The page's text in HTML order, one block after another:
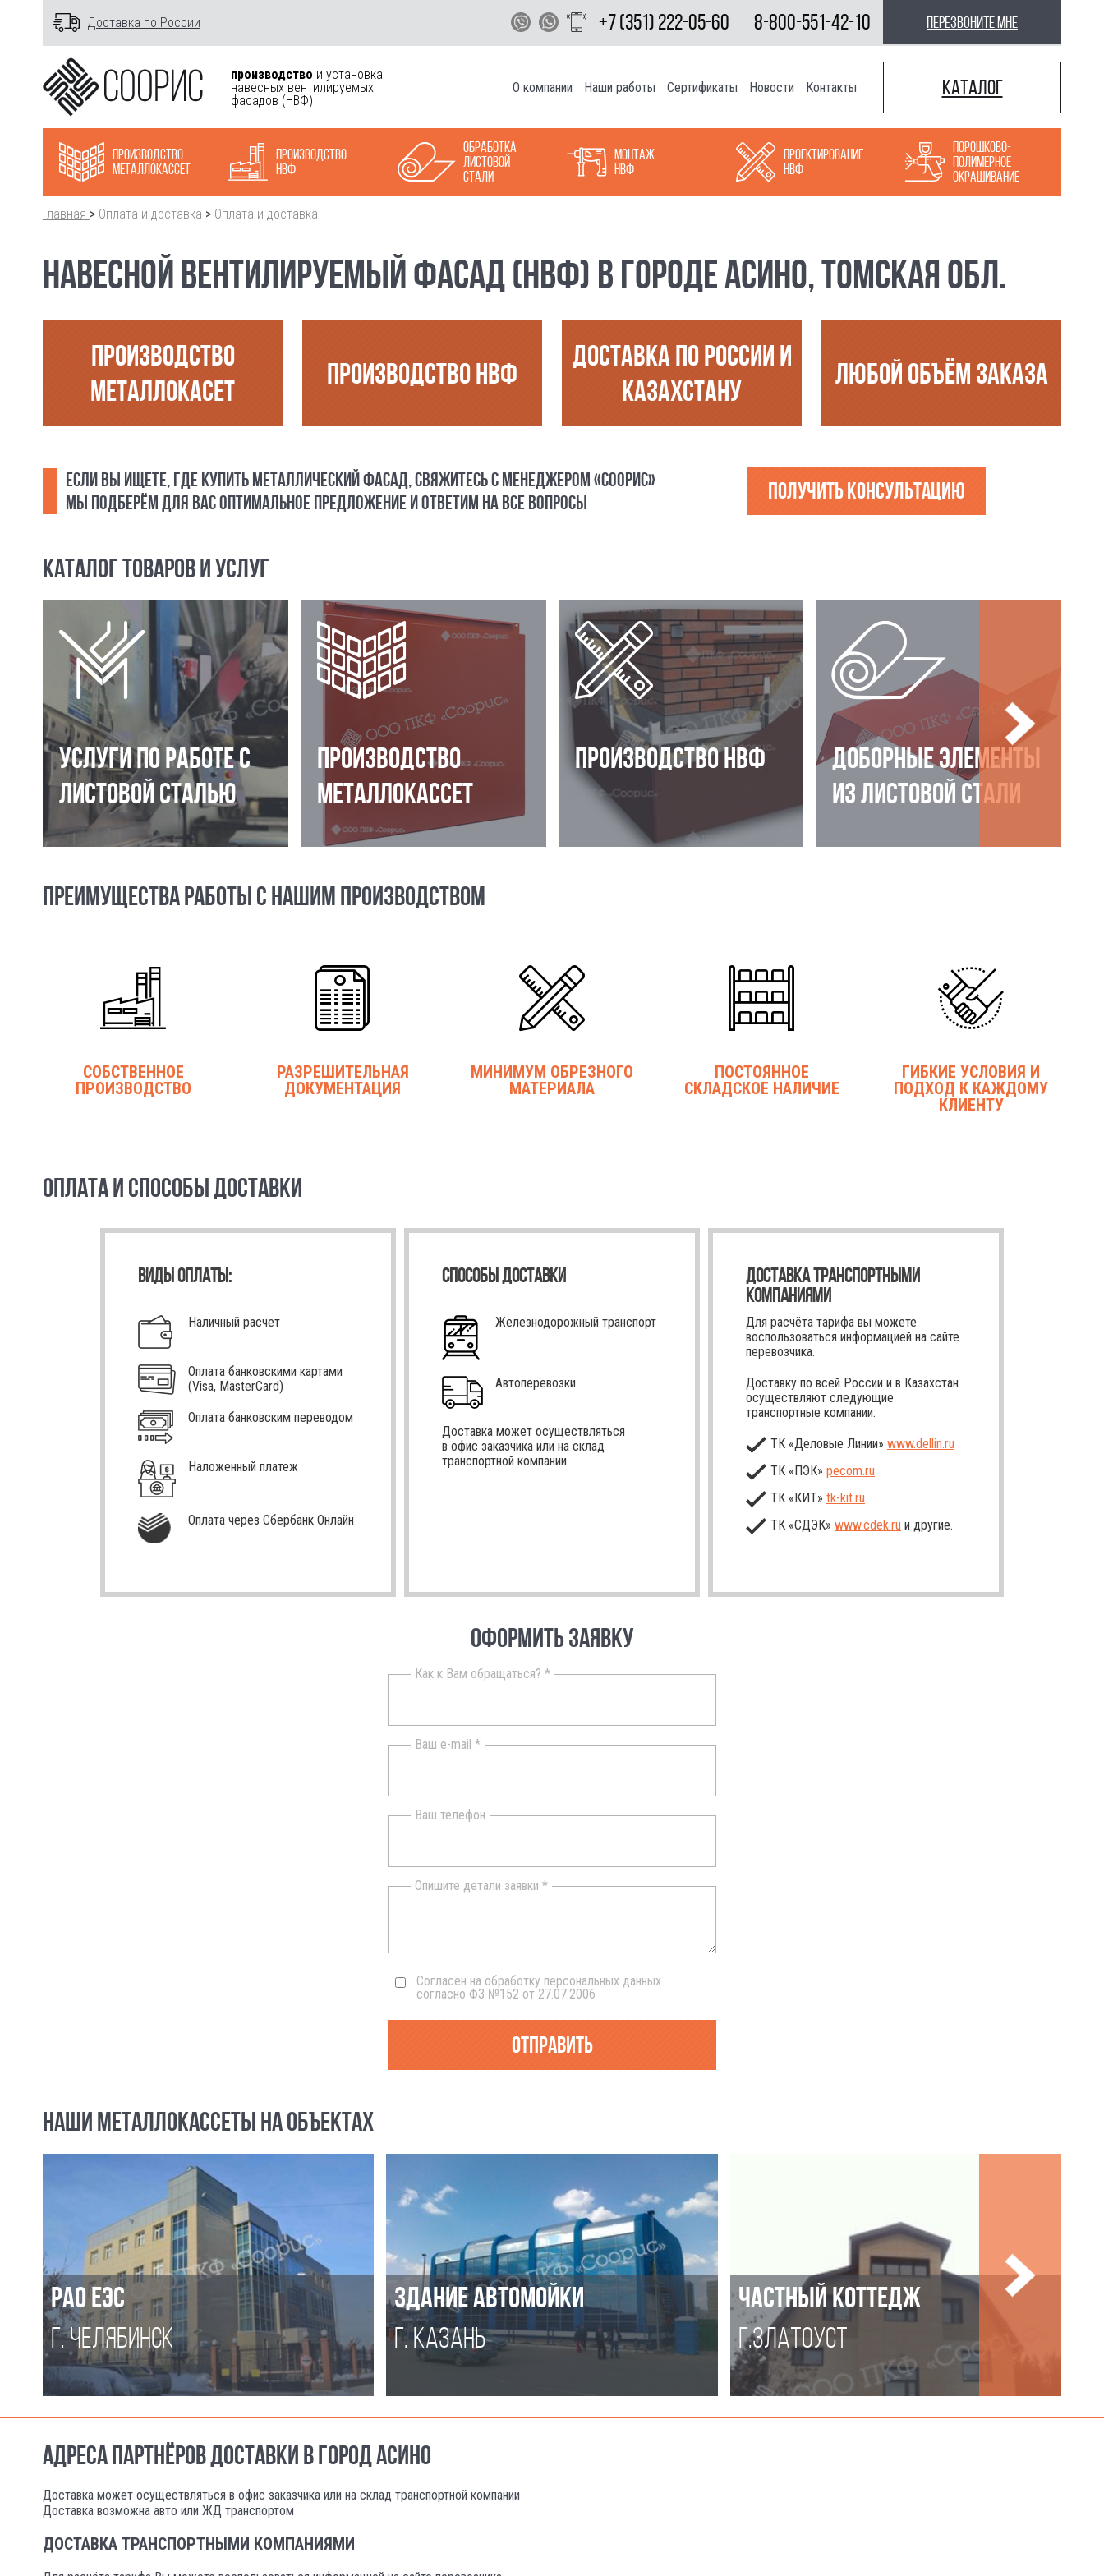
Доставка по России +7 (351) 222-05-60 8-800-551-42-10 перезвоните мне
производство и установка
навесных вентилируемых
фасадов (НВФ)
О компании Наши работы Сертификаты Новости Контакты Каталог
Производство
металлокасcет
Производство
НВФ
Обработка
листовой
стали
Монтаж
НВФ
Проектирование
НВФ
Порошково-
полимерное
окрашивание
Главная > Оплата и доставка > Оплата и доставка
НАВЕСНОЙ ВЕНТИЛИРУЕМЫЙ ФАСАД (НВФ) В ГОРОДЕ АСИНО, ТОМСКАЯ ОБЛ.
ПРОИЗВОДСТВО
МЕТАЛЛОКАСЕТ
ПРОИЗВОДСТВО НВФ
ДОСТАВКА ПО РОССИИ И
КАЗАХСТАНУ
ЛЮБОЙ ОБЪЁМ ЗАКАЗА
ЕСЛИ ВЫ ИЩЕТЕ, ГДЕ КУПИТЬ МЕТАЛЛИЧЕСКИЙ ФАСАД, СВЯЖИТЕСЬ С МЕНЕДЖЕРОМ «СООРИС»
МЫ ПОДБЕРЁМ ДЛЯ ВАС ОПТИМАЛЬНОЕ ПРЕДЛОЖЕНИЕ И ОТВЕТИМ НА ВСЕ ВОПРОСЫ
Получить консультацию
КАТАЛОГ ТОВАРОВ И УСЛУГ
УСЛУГИ ПО РАБОТЕ С
ЛИСТОВОЙ СТАЛЬЮ
ПРОИЗВОДСТВО
МЕТАЛЛОКАССЕТ
ПРОИЗВОДСТВО НВФ
ДОБОРНЫЕ ЭЛЕМЕНТЫ
ИЗ ЛИСТОВОЙ СТАЛИ
ПРЕИМУЩЕСТВА РАБОТЫ С НАШИМ ПРОИЗВОДСТВОМ
СОБСТВЕННОЕ
ПРОИЗВОДСТВО
РАЗРЕШИТЕЛЬНАЯ
ДОКУМЕНТАЦИЯ
МИНИМУМ ОБРЕЗНОГО
МАТЕРИАЛА
ПОСТОЯННОЕ
СКЛАДСКОЕ НАЛИЧИЕ
ГИБКИЕ УСЛОВИЯ И
ПОДХОД К КАЖДОМУ
КЛИЕНТУ
ОПЛАТА И СПОСОБЫ ДОСТАВКИ
ВИДЫ ОПЛАТЫ:
Наличный расчет
Оплата банковскими картами
(Visa, MasterCard)
Оплата банковским переводом
Наложенный платеж
Оплата через Сбербанк Онлайн
СПОСОБЫ ДОСТАВКИ
Железнодорожный транспорт
Автоперевозки
Доставка может осуществляться
в офис заказчика или на склад
транспортной компании
ДОСТАВКА ТРАНСПОРТНЫМИ
КОМПАНИЯМИ
Для расчёта тарифа вы можете
воспользоваться информацией на сайте
перевозчика.
Доставку по всей России и в Казахстан
осуществляют следующие
транспортные компании:
ТК «Деловые Линии» www.dellin.ru
ТК «ПЭК» pecom.ru
ТК «КИТ» tk-kit.ru
ТК «СДЭК» www.cdek.ru и другие.
ОФОРМИТЬ ЗАЯВКУ
Как к Вам обращаться? *
Ваш e-mail *
Ваш телефон
Опишите детали заявки *
Согласен на обработку персональных данных
согласно ФЗ №152 от 27.07.2006
Отправить
НАШИ МЕТАЛЛОКАССЕТЫ НА ОБЪЕКТАХ
РАО ЕЭС
Г. ЧЕЛЯБИНСК
ЗДАНИЕ АВТОМОЙКИ
Г. КАЗАНЬ
ЧАСТНЫЙ КОТТЕДЖ
Г.ЗЛАТОУСТ
АДРЕСА ПАРТНЁРОВ ДОСТАВКИ В ГОРОД АСИНО
Доставка может осуществляться в офис заказчика или на склад транспортной компании
Доставка возможна авто или ЖД транспортом
ДОСТАВКА ТРАНСПОРТНЫМИ КОМПАНИЯМИ